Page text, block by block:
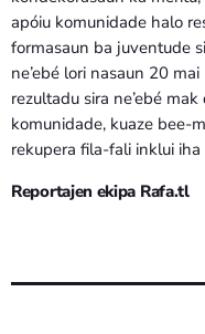
apóiu komunidade halo
formasaun ba juventude
ne’ebé lori nasaun 20
rezultadu sira ne’ebé
komunidade, kuaze bee-
rekupera fila-fali inklui
Reportajen ekipa Rafa.tl